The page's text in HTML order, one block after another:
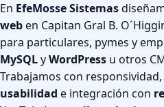
En EfeMosse Sistemas
weben Capitan Gral B.
para particulares, pymes y
MySQLyWordPress u otros
Trabajamos con
usabilidad e integración con